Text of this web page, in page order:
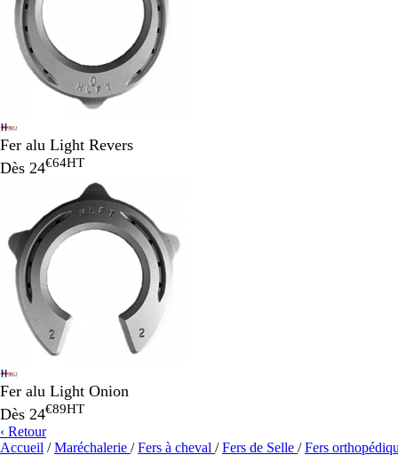
Fer alu Light Revers
Dès 24€64HT
Fer alu Light Onion
Dès 24€89HT
‹ Retour
Accueil /Maréchalerie /Fers à cheval /Fers de Selle /Fers